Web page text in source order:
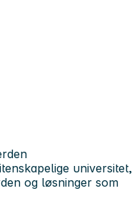
universitet,
og løsninger som